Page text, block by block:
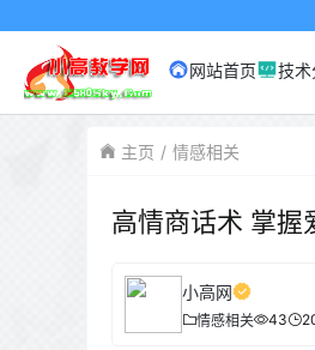
网站首页 技
主页 情感相关
高情商话术 掌握
小高网
情感相关 43